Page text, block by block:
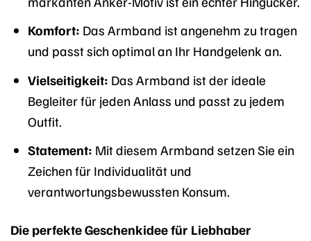
Komfort: Das Armband ist angenehm zu tragen
und passt sich optimal an Ihr Handgelenk an.
Vielseitigkeit: Das Armband ist der ideale
Begleiter für jeden Anlass und passt zu jedem
Outfit.
Statement: Mit diesem Armband setzen Sie ein
Zeichen für Individualität und
verantwortungsbewussten Konsum.
Die perfekte Geschenkidee für Liebhaber